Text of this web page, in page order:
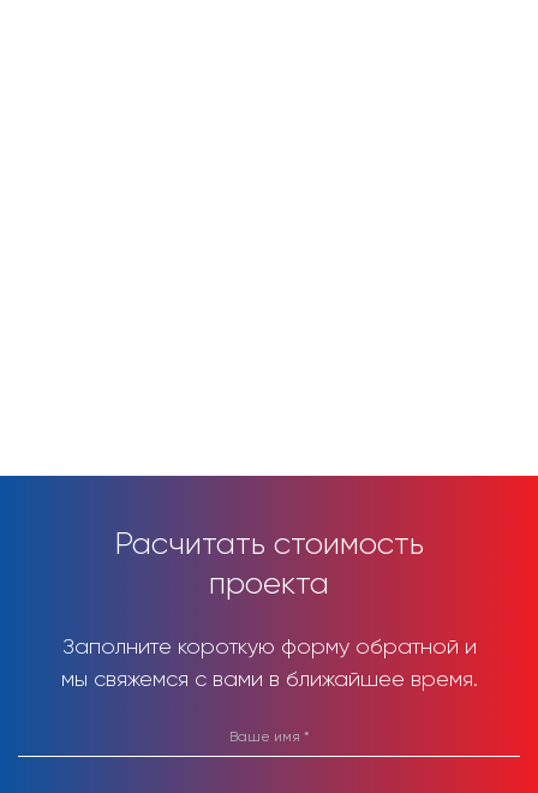
Расчитать стоимость
проекта
Заполните короткую форму обратной и
мы свяжемся с вами в ближайшее время.